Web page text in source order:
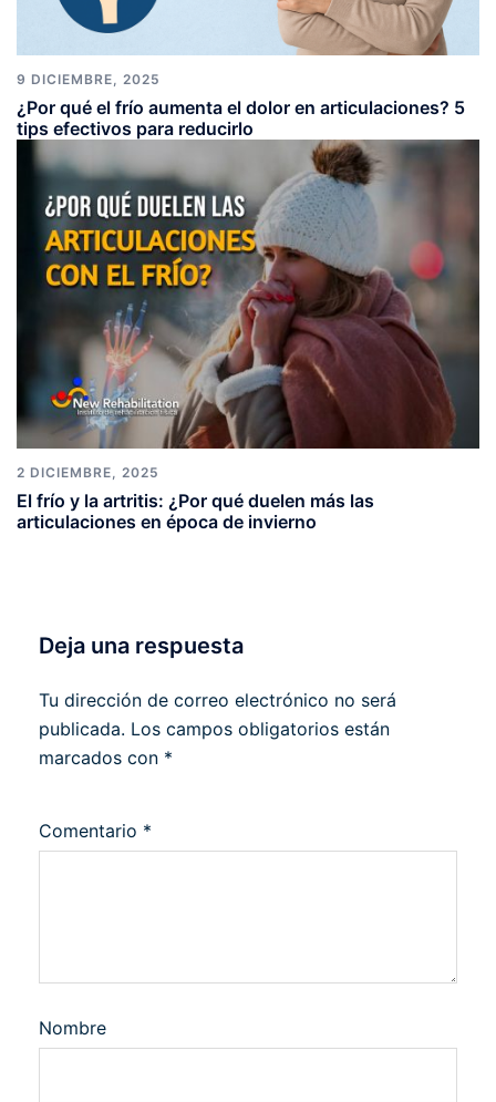
9 DICIEMBRE, 2025
¿Por qué el frío aumenta el dolor en articulaciones? 5
tips efectivos para reducirlo
2 DICIEMBRE, 2025
El frío y la artritis: ¿Por qué duelen más las
articulaciones en época de invierno
Deja una respuesta
Tu dirección de correo electrónico no será
publicada. Los campos obligatorios están
marcados con *
Comentario *
Nombre